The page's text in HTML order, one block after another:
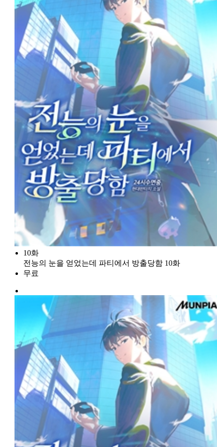
10화
전능의 눈을 얻었는데 파티에서 방출당함 10화
무료